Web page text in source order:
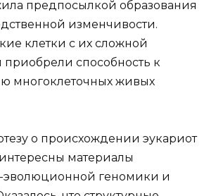
предпосылкой образования
изменчивости.
клетки с их сложной
способность к
многоклеточных живых
о происхождении эукариот
материалы
эволюционной геномики и